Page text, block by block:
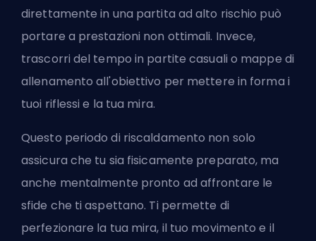
direttamente in una partita ad alto rischio può
portare a prestazioni non ottimali. Invece,
trascorri del tempo in partite casuali o mappe di
allenamento all'obiettivo per mettere in forma i
tuoi riflessi e la tua mira.
Questo periodo di riscaldamento non solo
assicura che tu sia fisicamente preparato, ma
anche mentalmente pronto ad affrontare le
sfide che ti aspettano. Ti permette di
perfezionare la tua mira, il tuo movimento e il